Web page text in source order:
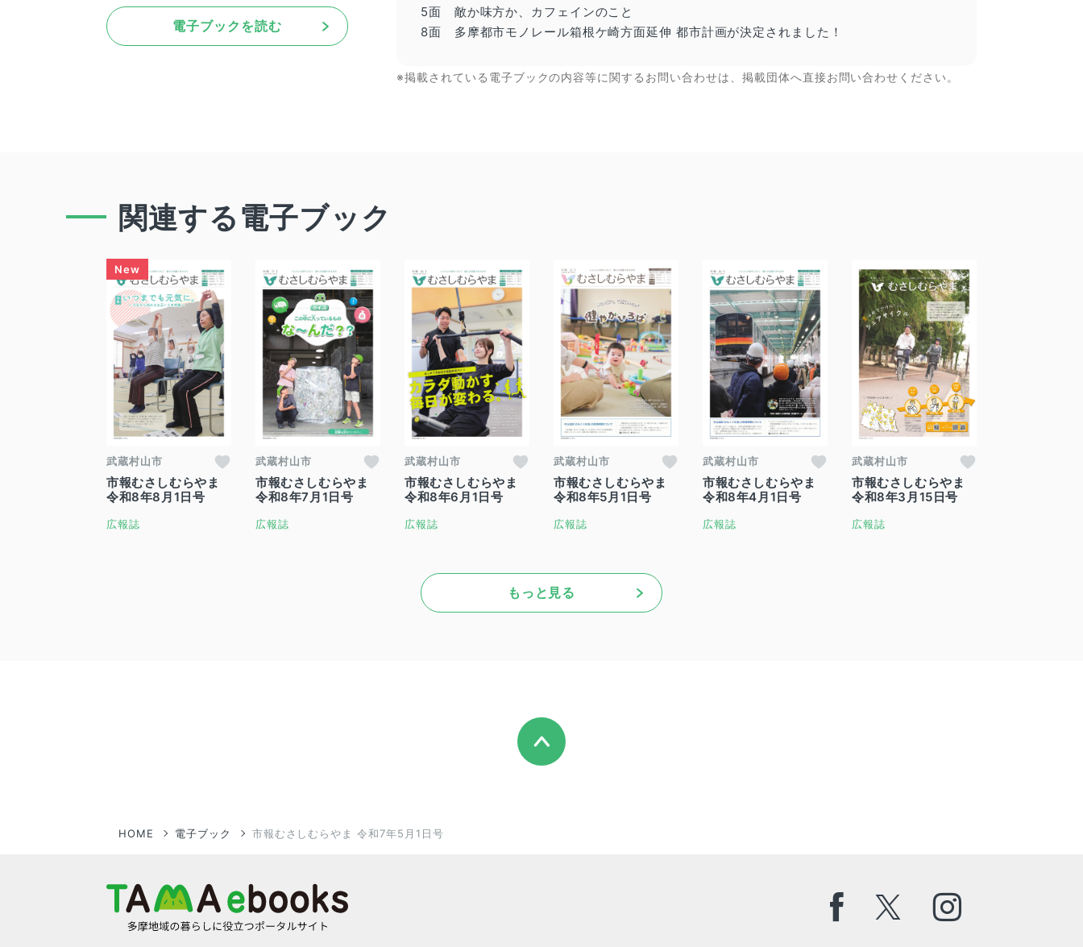
電子ブックを読む
5面 敵か味方か、カフェインのこと
8面 多摩都市モノレール箱根ケ崎方面延伸 都市計画が決定されました！
※掲載されている電子ブックの内容等に関するお問い合わせは、掲載団体へ直接お問い合わせください。
関連する電子ブック
武蔵村山市
市報むさしむらやま
令和8年8月1日号
広報誌
武蔵村山市
市報むさしむらやま
令和8年7月1日号
広報誌
武蔵村山市
市報むさしむらやま
令和8年6月1日号
広報誌
武蔵村山市
市報むさしむらやま
令和8年5月1日号
広報誌
武蔵村山市
市報むさしむらやま
令和8年4月1日号
広報誌
武蔵村山市
市報むさしむらやま
令和8年3月15日号
広報誌
もっと見る
HOME 電子ブック 市報むさしむらやま 令和7年5月1日号